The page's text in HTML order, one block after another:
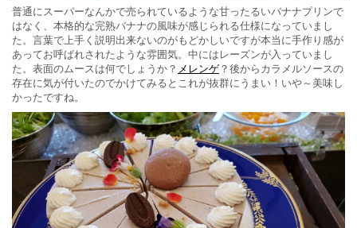
普通にスーパーなんかで売られているような甘ったるいバナナプリンで
はなく、本格的な完熟バナナの風味が感じられる仕様になっていまし
た。言葉で上手く説明出来ないのがもどかしいですが本当に手作り感が
あってお呼ばれされたような雰囲気。中にはレーズンが入っていまし
た。表面のムースは何でしょうか？ メレンゲ？後からカラメルソースの
存在に気が付いたのでかけてみるとこれが抜群にうまい！いや～美味し
かったですね。